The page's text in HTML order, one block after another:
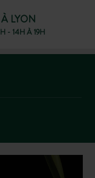
LYON
- 14H À 19H